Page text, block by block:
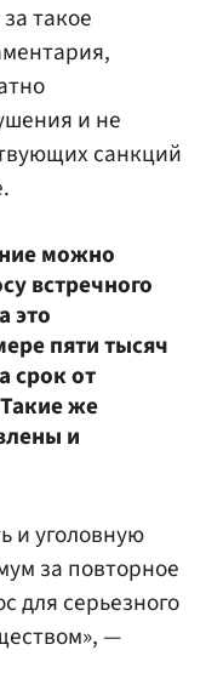
такое
и не
санкций
можно
встречного
это
пяти тысяч
срок от
же
и
и уголовную
за повторное
для серьезного
—